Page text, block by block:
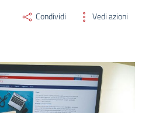
Condividi Vedi azioni